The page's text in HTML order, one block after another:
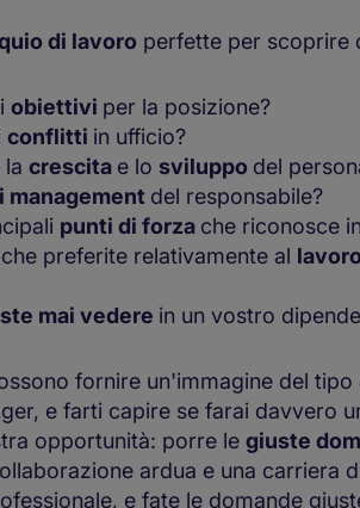
di lavoro perfette per scoprire
obiettivi per la posizione?
conflitti in ufficio?
crescita e lo sviluppo del
management del responsabile?
punti di forza che riconosce
che preferite relativamente al
mai vedere in un vostro
fornire un'immagine del
e farti capire se farai davvero
opportunità: porre le giuste
ardua e una carriera
e fate le domande